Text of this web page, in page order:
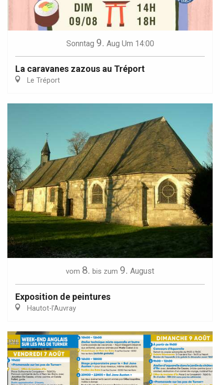
Sonntag 9. Aug Um 14:00
La caravanes zazous au Tréport
Le Tréport
vom 8. bis zum 9. August
Exposition de peintures
Hautot-l'Auvray